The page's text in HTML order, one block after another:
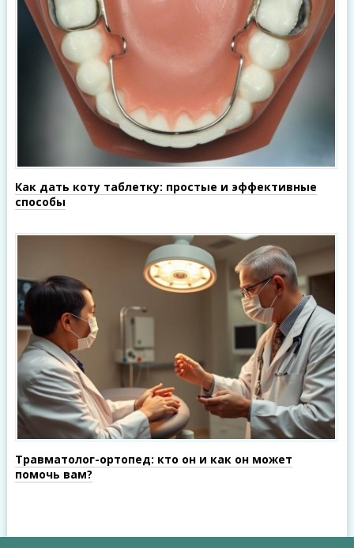
Как дать коту таблетку: простые и эффективные
способы
Травматолог-ортопед: кто он и как он может
помочь вам?